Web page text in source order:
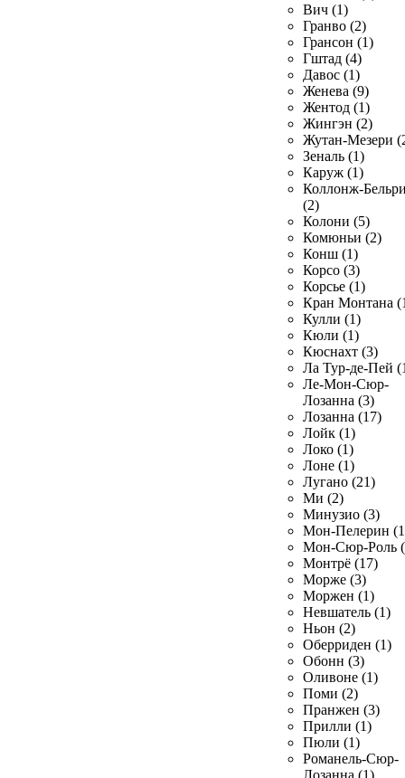
Вич (1)
Гранво (2)
Грансон (1)
Гштад (4)
Давос (1)
Женева (9)
Жентод (1)
Жингэн (2)
Жутан-Мезери
Зеналь (1)
Каруж (1)
Коллонж-
(2)
Колони (5)
Комюньи (2)
Конш (1)
Корсо (3)
Корсье (1)
Кран Монтана
Кулли (1)
Кюли (1)
Кюснахт (3)
Ла Тур-де-Пей
Ле-Мон-Сюр-
Лозанна (3)
Лозанна (17)
Лойк (1)
Локо (1)
Лоне (1)
Лугано (21)
Ми (2)
Минузио (3)
Мон-Пелерин
Мон-Сюр-Роль
Монтрё (17)
Морже (3)
Моржен (1)
Невшатель (1)
Ньон (2)
Оберриден (1)
Обонн (3)
Оливоне (1)
Поми (2)
Пранжен (3)
Прилли (1)
Пюли (1)
Романель-Сюр-
Лозанна (1)